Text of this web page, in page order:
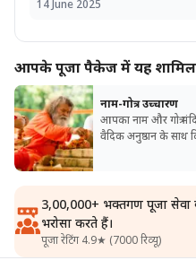
14 June 2025
आपके पूजा पैकेज में यह
नाम-गोत्र उच्चारण
आपका नाम और गोत्र
वैदिक अनुष्ठान के साथ
3,00,000+ भक्तगण पूजा सेवा
भरोसा करते हैं।
पूजा रेटिंग 4.9★ (7000 रिव्यू)